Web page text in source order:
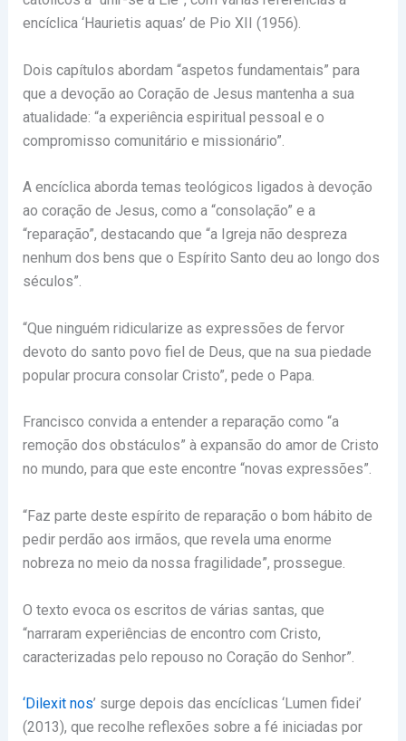
encíclica ‘Haurietis aquas’ de Pio XII (1956).
Dois capítulos abordam “aspetos fundamentais” para
que a devoção ao Coração de Jesus mantenha a sua
atualidade: “a experiência espiritual pessoal e o
compromisso comunitário e missionário”.
A encíclica aborda temas teológicos ligados à devoção
ao coração de Jesus, como a “consolação” e a
“reparação”, destacando que “a Igreja não despreza
nenhum dos bens que o Espírito Santo deu ao longo dos
séculos”.
“Que ninguém ridicularize as expressões de fervor
devoto do santo povo fiel de Deus, que na sua piedade
popular procura consolar Cristo”, pede o Papa.
Francisco convida a entender a reparação como “a
remoção dos obstáculos” à expansão do amor de Cristo
no mundo, para que este encontre “novas expressões”.
“Faz parte deste espírito de reparação o bom hábito de
pedir perdão aos irmãos, que revela uma enorme
nobreza no meio da nossa fragilidade”, prossegue.
O texto evoca os escritos de várias santas, que
“narraram experiências de encontro com Cristo,
caracterizadas pelo repouso no Coração do Senhor”.
‘Dilexit nos’ surge depois das encíclicas ‘Lumen fidei’
(2013), que recolhe reflexões sobre a fé iniciadas por